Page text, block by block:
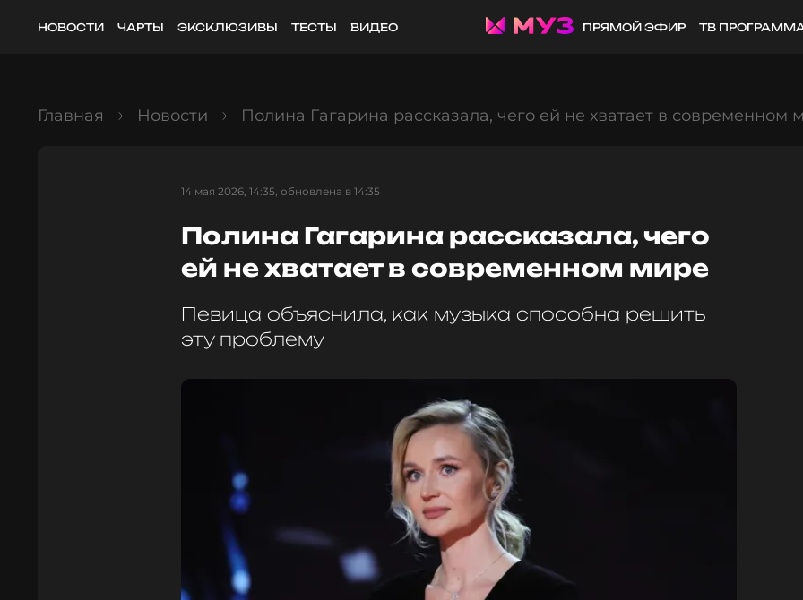
НОВОСТИ ЧАРТЫ ЭКСКЛЮЗИВЫ ТЕСТЫ ВИДЕО ПРЯМОЙ ЭФИР ТВ
Главная Новости Полина Гагарина рассказала, чего ей не хватает в современном
14 мая 2026, 14:35, обновлена в 14:35
Полина Гагарина рассказала, чего
ей не хватает в современном мире
Певица объяснила, как музыка способна решить
эту проблему